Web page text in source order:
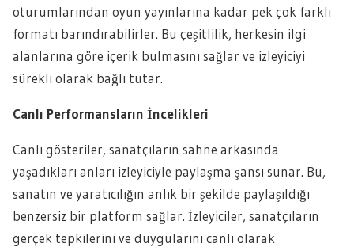
oturumlarından oyun yayınlarına kadar pek çok farklı
formatı barındırabilirler. Bu çeşitlilik, herkesin ilgi
alanlarına göre içerik bulmasını sağlar ve izleyiciyi
sürekli olarak bağlı tutar.
Canlı Performansların İncelikleri
Canlı gösteriler, sanatçıların sahne arkasında
yaşadıkları anları izleyiciyle paylaşma şansı sunar. Bu,
sanatın ve yaratıcılığın anlık bir şekilde paylaşıldığı
benzersiz bir platform sağlar. İzleyiciler, sanatçıların
gerçek tepkilerini ve duygularını canlı olarak